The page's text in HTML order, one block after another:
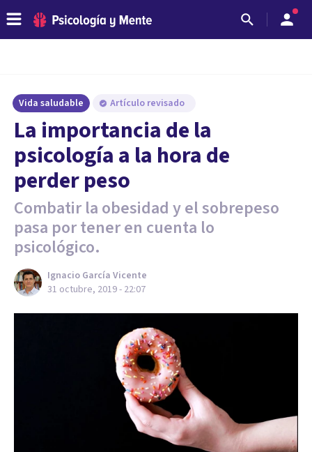
Vida saludable Artículo revisado
La importancia de la
psicología a la hora de
perder peso
Combatir la obesidad y el sobrepeso
pasa por tener en cuenta lo
psicológico.
Ignacio García Vicente
31 octubre, 2019 - 22:07